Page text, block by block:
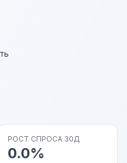
РОСТ СПРОСА 30Д
0.0%